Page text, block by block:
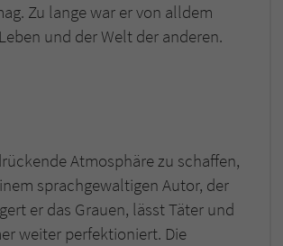
Zu lange war er von alldem
und der Welt der anderen.
Atmosphäre zu schaffen,
sprachgewaltigen Autor, der
er das Grauen, lässt Täter und
weiter perfektioniert. Die